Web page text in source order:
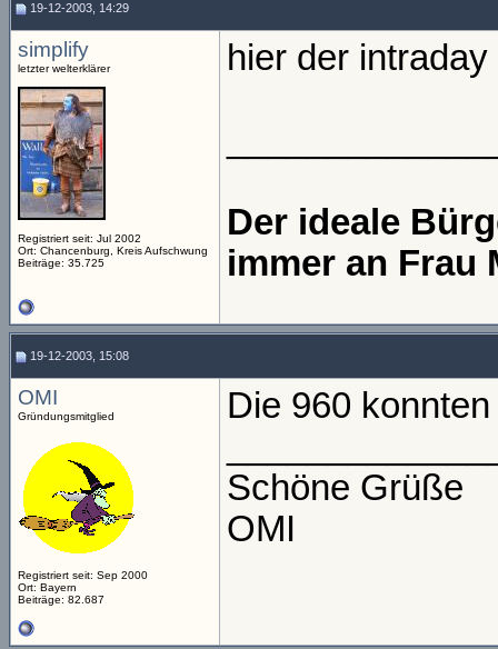
19-12-2003, 14:29
simplify
letzter welterklärer
Registriert seit: Jul 2002
Ort: Chancenburg, Kreis Aufschwung
Beiträge: 35.725
hier der
Der ideale
immer an Frau
19-12-2003, 15:08
OMI
Gründungsmitglied
Registriert seit: Sep 2000
Ort: Bayern
Beiträge: 82.687
Die 960
Schöne Grüße
OMI